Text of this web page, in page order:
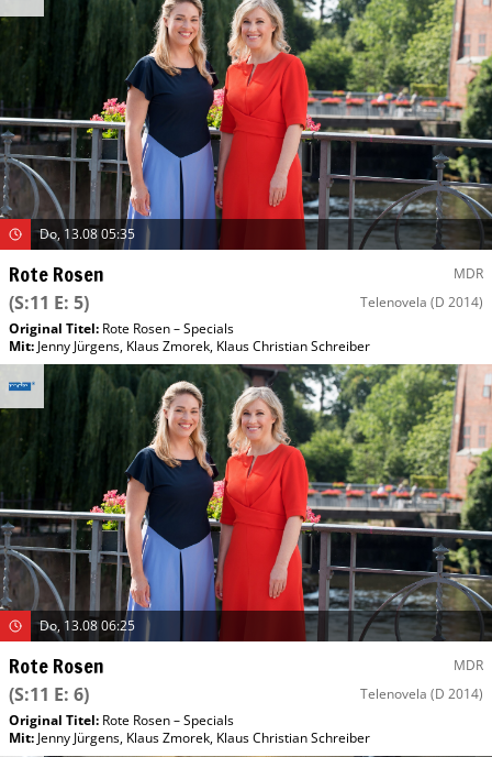
Do, 13.08 05:35
Rote Rosen MDR
(S:11 E: 5) Telenovela (D 2014)
Original Titel: Rote Rosen – Specials
Mit: Jenny Jürgens, Klaus Zmorek, Klaus Christian Schreiber
Do, 13.08 06:25
Rote Rosen MDR
(S:11 E: 6) Telenovela (D 2014)
Original Titel: Rote Rosen – Specials
Mit: Jenny Jürgens, Klaus Zmorek, Klaus Christian Schreiber